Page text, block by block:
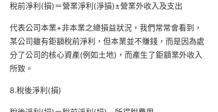
稅前淨利(損)＝營業淨利(淨損)±營業外收入及支出
代表公司本業+非本業之總損益狀況，我們常常會看到，
某公司雖有鉅額稅前淨利，但本業並不賺錢，而是因為處
分了公司的核心資產(例如土地)，而產生了鉅額業外收入
所致。
8.稅後淨利(損)